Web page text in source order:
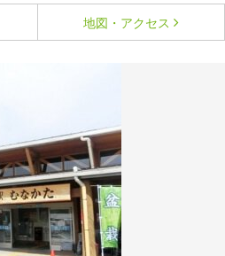
地図・アクセス